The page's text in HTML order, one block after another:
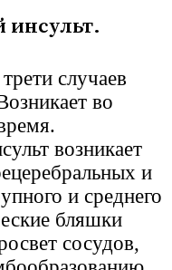
инсульт.
случаев
во
возникает
и
и среднего
бляшки
сосудов,